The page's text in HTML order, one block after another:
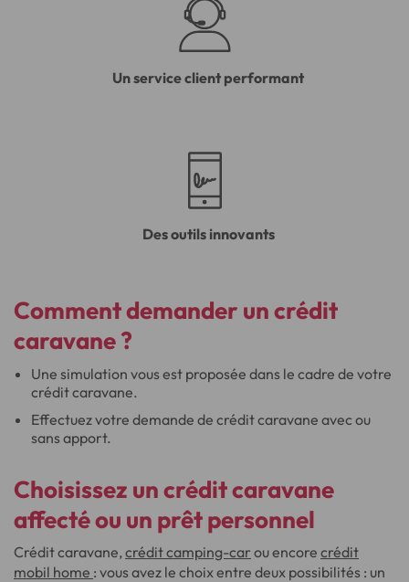
Un service client performant
Des outils innovants
Comment demander un crédit
caravane ?
Une simulation vous est proposée dans le cadre de votre
crédit caravane.
Effectuez votre demande de crédit caravane avec ou
sans apport.
Choisissez uncrédit caravane
affecté ou un prêt personnel
Crédit caravane,crédit camping-car ou encore crédit
mobil home : vous avez le choix entre deux possibilités : un